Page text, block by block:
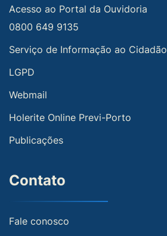
Acesso ao Portal da Ouvidoria
0800 649 9135
Serviço de Informação ao Cidadão
LGPD
Webmail
Holerite Online Previ-Porto
Publicações
Contato
Fale conosco